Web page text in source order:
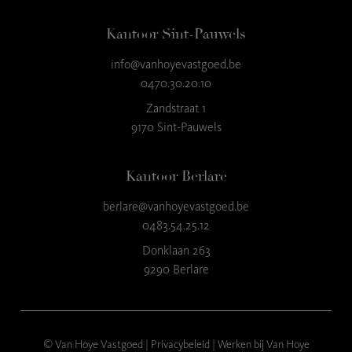
Kantoor Sint-Pauwels
info@vanhoyevastgoed.be
0470.30.20.10
Zandstraat 1
9170 Sint-Pauwels
Kantoor Berlare
berlare@vanhoyevastgoed.be
0483.54.25.12
Donklaan 263
9290 Berlare
© Van Hoye Vastgoed | Privacybeleid| Werken bij Van Hoye